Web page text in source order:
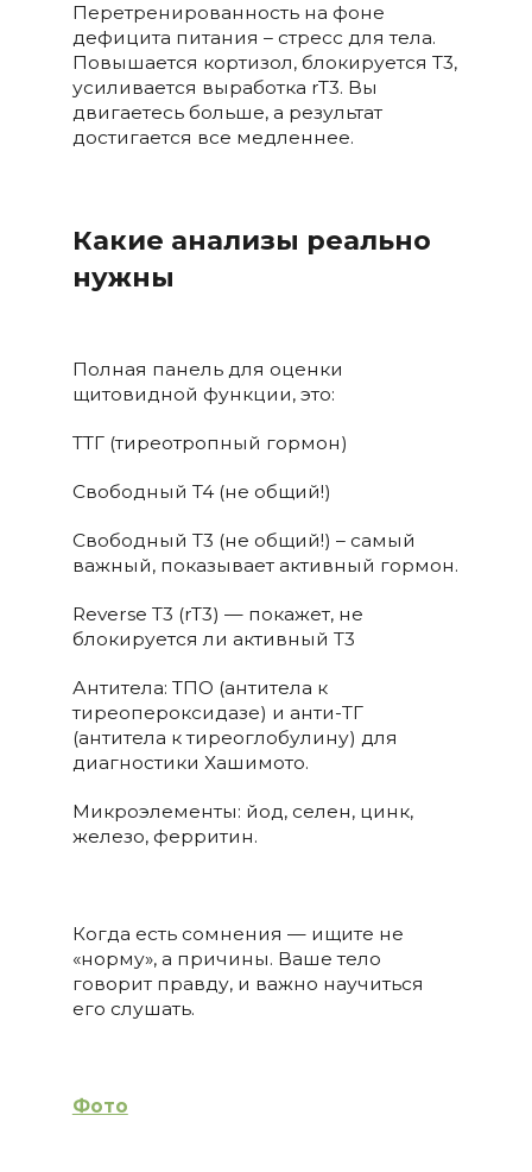
Перетренированность на фоне
дефицита питания – стресс для тела.
Повышается кортизол, блокируется T3,
усиливается выработка rT3. Вы
двигаетесь больше, а результат
достигается все медленнее.
Какие анализы реально
нужны
Полная панель для оценки
щитовидной функции, это:
ТТГ (тиреотропный гормон)
Свободный T4 (не общий!)
Свободный T3 (не общий!) – самый
важный, показывает активный гормон.
Reverse T3 (rT3) — покажет, не
блокируется ли активный T3
Антитела: ТПО (антитела к
тиреопероксидазе) и анти-ТГ
(антитела к тиреоглобулину) для
диагностики Хашимото.
Микроэлементы: йод, селен, цинк,
железо, ферритин.
Когда есть сомнения — ищите не
«норму», а причины. Ваше тело
говорит правду, и важно научиться
его слушать.
Фото